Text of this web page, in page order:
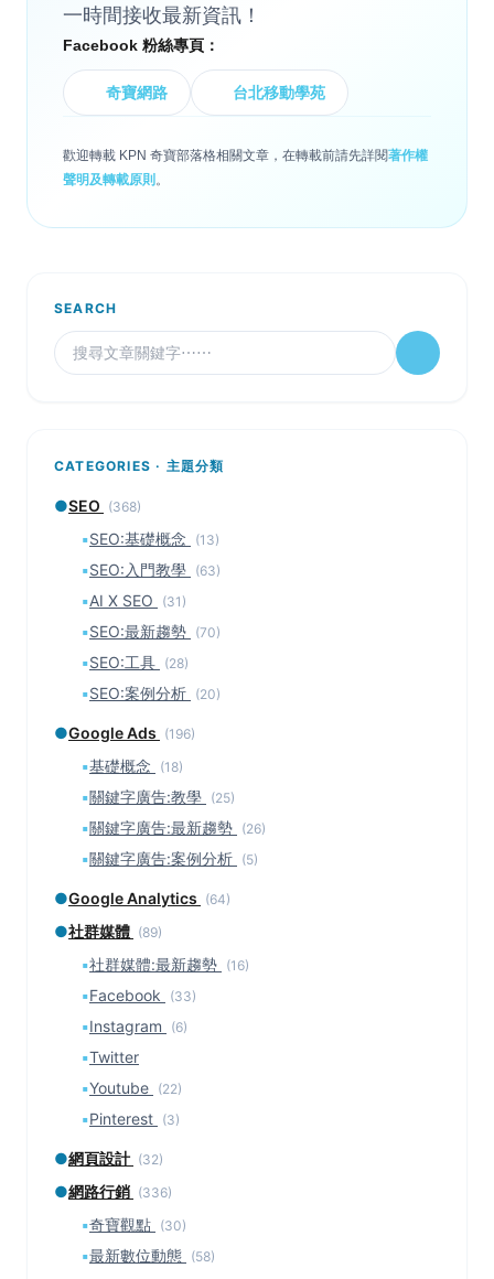
一時間接收最新資訊！
Facebook 粉絲專頁：
奇寶網路 台北移動學苑
歡迎轉載 KPN 奇寶部落格相關文章，在轉載前請先詳閱著作權
聲明及轉載原則 。
SEARCH
CATEGORIES · 主題分類
●SEO (368)
▪SEO:基礎概念 (13)
▪SEO:入門教學 (63)
▪AI X SEO (31)
▪SEO:最新趨勢 (70)
▪SEO:工具 (28)
▪SEO:案例分析 (20)
●Google Ads (196)
▪基礎概念 (18)
▪關鍵字廣告:教學 (25)
▪關鍵字廣告:最新趨勢 (26)
▪關鍵字廣告:案例分析 (5)
●Google Analytics (64)
●社群媒體 (89)
▪社群媒體:最新趨勢 (16)
▪Facebook (33)
▪Instagram (6)
▪Twitter
▪Youtube (22)
▪Pinterest (3)
●網頁設計 (32)
●網路行銷 (336)
▪奇寶觀點 (30)
▪最新數位動態 (58)